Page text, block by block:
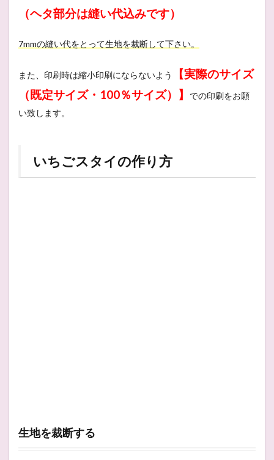
（ヘタ部分は縫い代込みです）
7mmの縫い代をとって生地を裁断して下さい。
また、印刷時は縮小印刷にならないよう
【実際のサイズ
（既定サイズ・100％サイズ）】
での印刷をお願
い致します。
いちごスタイの作り方
生地を裁断する